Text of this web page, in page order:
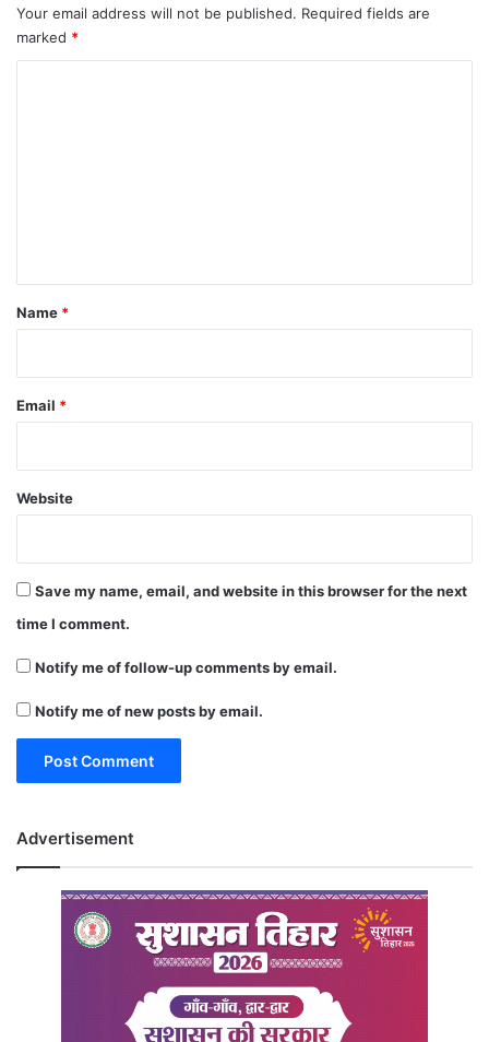
Your email address will not be published. Required fields are
marked *
*
Name *
Email *
Website
Save my name, email, and website in this browser for the next
time I comment.
Notify me of follow-up comments by email.
Notify me of new posts by email.
Advertisement